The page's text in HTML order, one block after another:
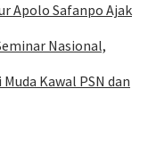
Apolo Safanpo Ajak
Nasional,
Kawal PSN dan